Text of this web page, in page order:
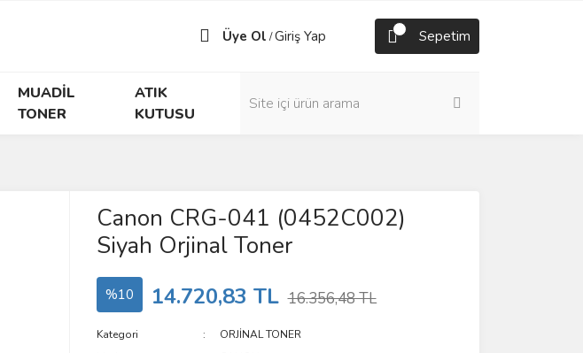
Üye Ol /Giriş Yap Sepetim
MUADİL
TONER
ATIK
KUTUSU
Canon CRG-041 (0452C002)
Siyah Orjinal Toner
%10 14.720,83 TL 16.356,48 TL
Kategori
ORJİNAL TONER